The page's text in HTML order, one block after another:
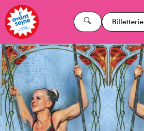
Billetterie